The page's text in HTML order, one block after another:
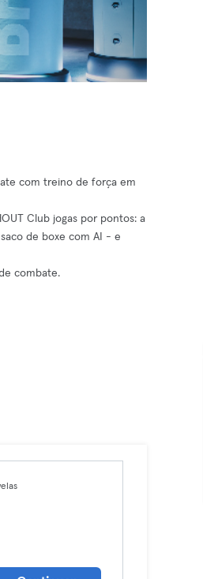
com treino de força em
Club jogas por pontos: a
de boxe com AI - e
combate.